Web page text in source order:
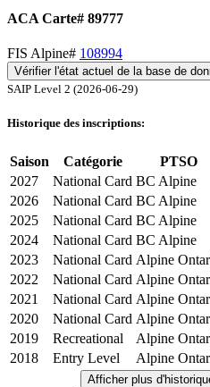
ACA Carte# 89777
FIS Alpine# 108994
Vérifier l'état actuel de la base de
SAIP Level 2 (2026-06-29)
Historique des inscriptions:
Saison Catégorie PTSO
2027
National Card BC Alpine
2026
National Card BC Alpine
2025
National Card BC Alpine
2024
National Card BC Alpine
2023
National Card Alpine
2022
National Card Alpine
2021
National Card Alpine
2020
National Card Alpine
2019
Recreational Alpine
2018
Entry Level Alpine
Afficher plus